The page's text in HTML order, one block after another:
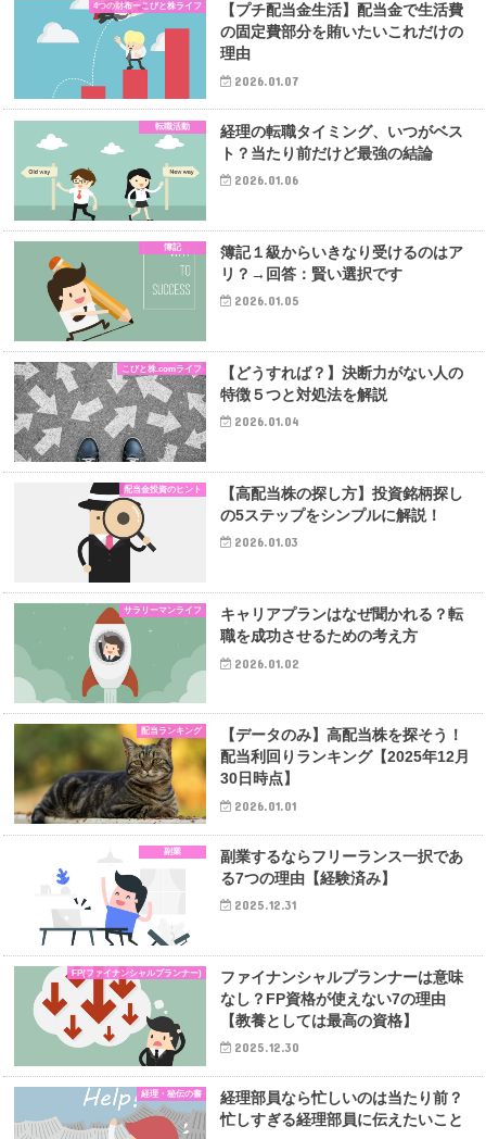
4つの財布ーこびと株ライフ
【プチ配当金生活】配当金で生活費
の固定費部分を賄いたいこれだけの
理由
2026.01.07
転職活動
経理の転職タイミング、いつがベス
ト？当たり前だけど最強の結論
2026.01.06
簿記
簿記１級からいきなり受けるのはア
リ？→回答：賢い選択です
2026.01.05
こびと株.comライフ
【どうすれば？】決断力がない人の
特徴５つと対処法を解説
2026.01.04
配当金投資のヒント
【高配当株の探し方】投資銘柄探し
の5ステップをシンプルに解説！
2026.01.03
サラリーマンライフ
キャリアプランはなぜ聞かれる？転
職を成功させるための考え方
2026.01.02
配当ランキング
【データのみ】高配当株を探そう！
配当利回りランキング【2025年12月
30日時点】
2026.01.01
副業
副業するならフリーランス一択であ
る7つの理由【経験済み】
2025.12.31
FP(ファイナンシャルプランナー)
ファイナンシャルプランナーは意味
なし？FP資格が使えない7の理由
【教養としては最高の資格】
2025.12.30
経理・秘伝の書
経理部員なら忙しいのは当たり前？
忙しすぎる経理部員に伝えたいこと